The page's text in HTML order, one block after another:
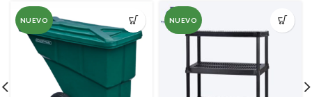
NUEVO NUEVO